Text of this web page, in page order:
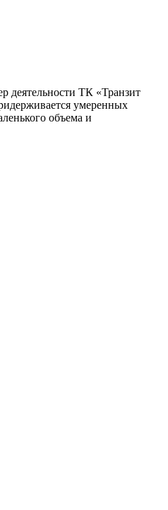
деятельности ТК «Транзит
умеренных
объема и